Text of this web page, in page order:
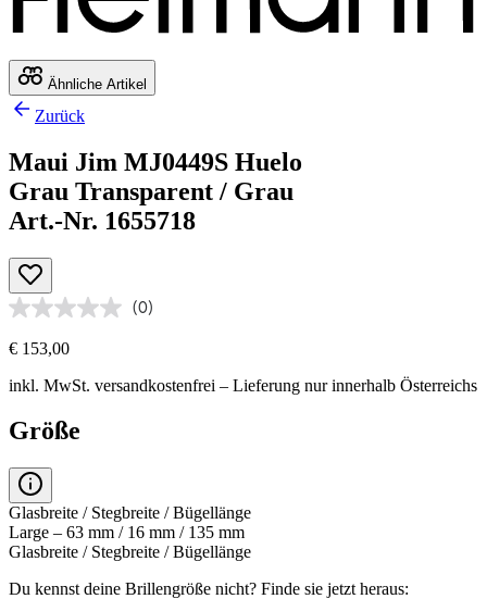
Ähnliche Artikel
Zurück
Maui Jim MJ0449S Huelo
Grau Transparent / Grau
Art.-Nr. 1655718
(0)
€ 153,00
inkl. MwSt. versandkostenfrei – Lieferung nur innerhalb Österreichs
Größe
Glasbreite / Stegbreite / Bügellänge
Large – 63 mm / 16 mm / 135 mm
Glasbreite / Stegbreite / Bügellänge
Du kennst deine Brillengröße nicht? Finde sie jetzt heraus: